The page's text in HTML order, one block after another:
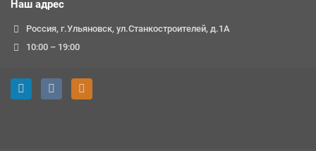
Наш адрес
Россия, г.Ульяновск, ул.Станкостроителей, д.1А
10:00 – 19:00